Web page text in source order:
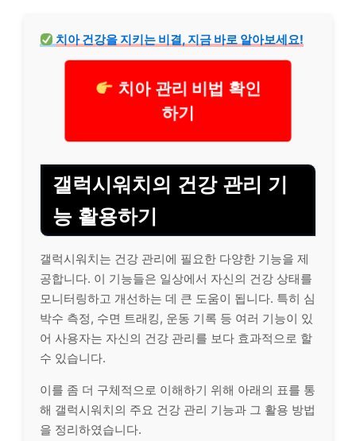
치아 건강을 지키는 비결, 지금 바로 알아보세요!
치아 관리 비법 확인
하기
갤럭시워치의 건강 관리 기
능 활용하기
갤럭시워치는 건강 관리에 필요한 다양한 기능을 제
공합니다. 이 기능들은 일상에서 자신의 건강 상태를
모니터링하고 개선하는 데 큰 도움이 됩니다. 특히 심
박수 측정, 수면 트래킹, 운동 기록 등 여러 기능이 있
어 사용자는 자신의 건강 관리를 보다 효과적으로 할
수 있습니다.
이를 좀 더 구체적으로 이해하기 위해 아래의 표를 통
해 갤럭시워치의 주요 건강 관리 기능과 그 활용 방법
을 정리하였습니다.